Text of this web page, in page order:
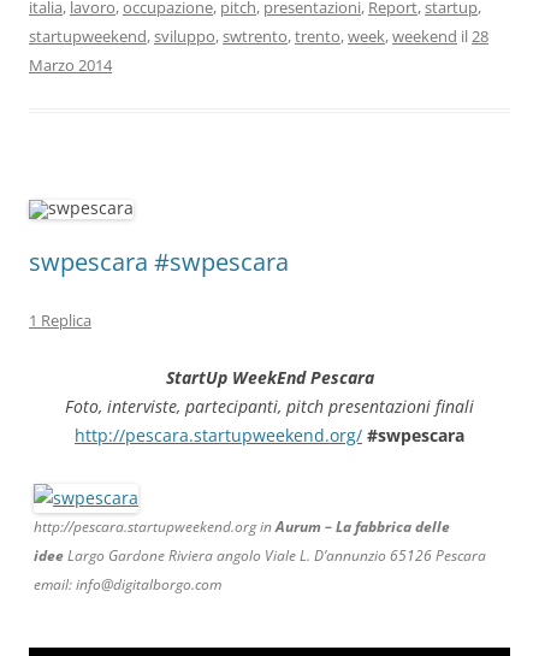
italia, lavoro,occupazione, pitch, presentazioni, Report,startup,
startupweekend,sviluppo,swtrento,trento,week,weekend il28
Marzo 2014
swpescara #swpescara
1 Replica
StartUp WeekEnd Pescara
Foto, interviste, partecipanti, pitch presentazioni finali
http://pescara.startupweekend.org/ #swpescara
http://pescara.startupweekend.org inAurum – La fabbrica delle
ideeLargo Gardone Riviera angolo Viale L. D’annunzio 65126 Pescara
email: info@digitalborgo.com